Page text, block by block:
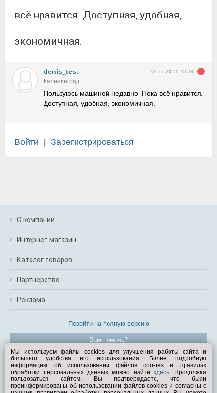
всё нравится. Доступная, удобная,
экономичная.
denis_test 07.11.2013, 23:39
Калининград
Пользуюсь машиной недавно. Пока всё нравится.
Доступная, удобная, экономичная.
Войти Зарегистрироваться
О компании
Интернет магазин
Каталог товаров
Партнерство
Реклама
Перейти на полную версию
Вам помочь?
© Exist.ru 1998—2026
Мы используем файлы cookies для улучшения работы сайта и
большего удобства его использования. Более подробную
информацию об использовании файлов cookies и правилах
обработки персональных данных можно найтиздесь. Продолжая
пользоваться сайтом, Вы подтверждаете, что были
проинформированы об использовании файлов cookies и согласны с